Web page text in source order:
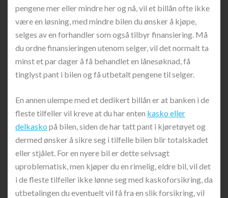
pengene mer eller mindre her og nå, vil et billån ofte ikke
være en løsning, med mindre bilen du ønsker å kjøpe,
selges av en forhandler som også tilbyr finansiering. Må
du ordne finansieringen utenom selger, vil det normalt ta
minst et par dager å få behandlet en lånesøknad, få
tinglyst pant i bilen og få utbetalt pengene til selger.
En annen ulempe med et dedikert billån er at banken i de
fleste tilfeller vil kreve at du har enten kasko eller
delkasko på bilen, siden de har tatt pant i kjøretøyet og
dermed ønsker å sikre seg i tilfelle bilen blir totalskadet
eller stjålet. For en nyere bil er dette selvsagt
uproblematisk, men kjøper du en rimelig, eldre bil, vil det
i de fleste tilfeller ikke lønne seg med kaskoforsikring, da
utbetalingen du eventuelt vil få fra en slik forsikring, vil